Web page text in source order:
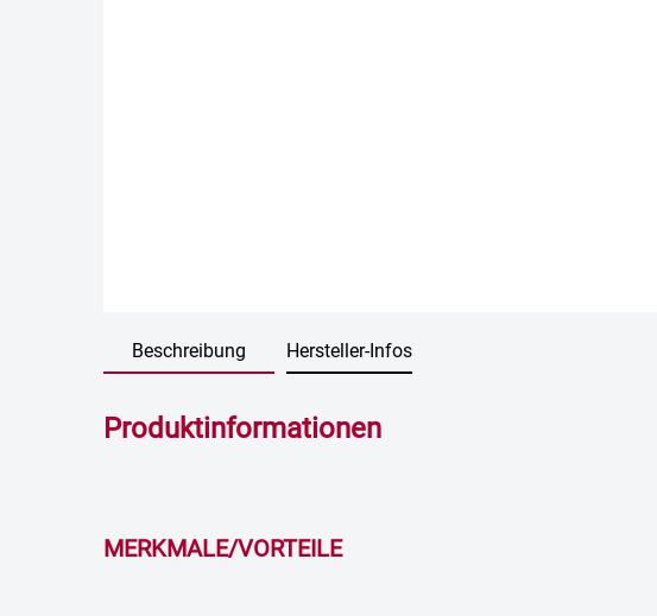
Beschreibung Hersteller-Infos
Produktinformationen
MERKMALE/VORTEILE